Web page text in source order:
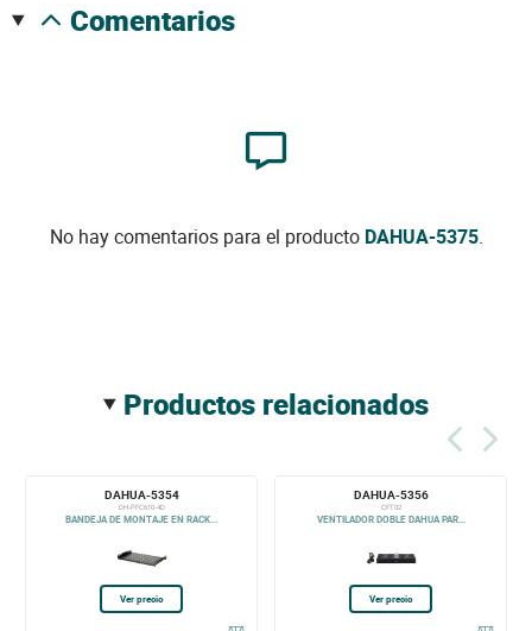
comentarios
No hay comentarios para el producto DAHUA-5375.
productos relacionados
DAHUA-5354
DH-PFC610-4D
BANDEJA DE MONTAJE EN RACK...
Ver precio
DAHUA-5356
CFT02
VENTILADOR DOBLE DAHUA PAR...
Ver precio